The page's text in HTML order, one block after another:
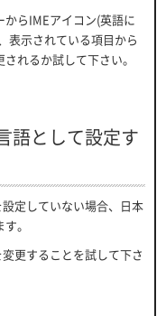
らIMEアイコン(英語に
表示されている項目から
れるか試して下さい。
語として設定す
定していない場合、日本
。
更することを試して下さ